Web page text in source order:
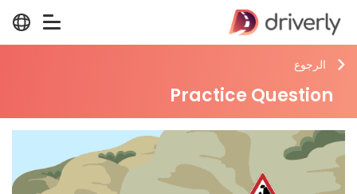
الرجوع
Practice Question